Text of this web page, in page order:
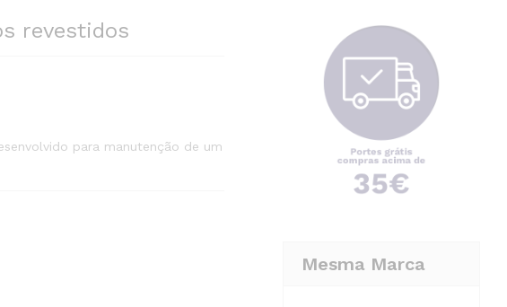
revestidos
para manutenção de um
Mesma Marca